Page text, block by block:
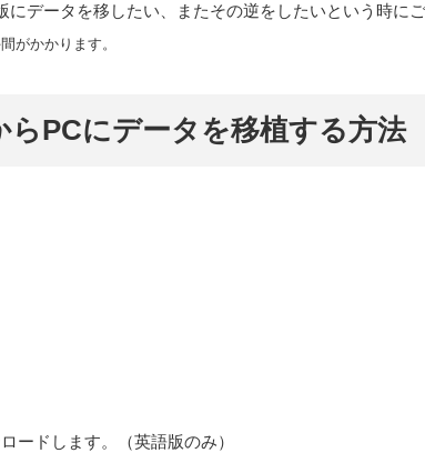
にデータを移したい、またその逆をしたいという時にご
がかかります。
らPCにデータを移植する方法
ードします。（英語版のみ）